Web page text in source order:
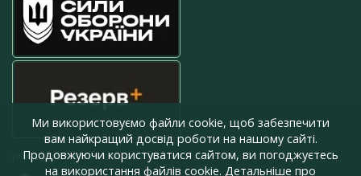
press@armyinform.com.ua
Ми використовуємо файли cookie, щоб забезпечити
вам найкращий досвід роботи на нашому сайті.
Продовжуючи користуватися сайтом, ви погоджуєтесь
на використання файлів cookie. Детальніше про